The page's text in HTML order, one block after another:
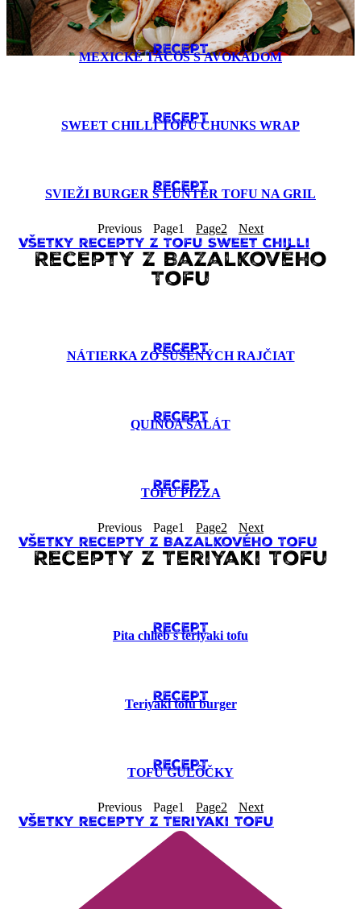
RECEPT
MEXICKÉ TACOS S AVOKÁDOM
RECEPT
SWEET CHILLI TOFU CHUNKS WRAP
RECEPT
SVIEŽI BURGER S LUNTER TOFU NA GRIL
Previous Page1 Page2 Next
Všetky recepty z Tofu Sweet Chilli
Recepty z Bazalkového
Tofu
RECEPT
NÁTIERKA ZO SUŠENÝCH RAJČIAT
RECEPT
QUINOA ŠALÁT
RECEPT
TOFU PIZZA
Previous Page1 Page2 Next
Všetky recepty z Bazalkového Tofu
Recepty z Teriyaki Tofu
RECEPT
Pita chlieb s teriyaki tofu
RECEPT
Teriyaki tofu burger
RECEPT
TOFU GUĽÔČKY
Previous Page1 Page2 Next
Všetky recepty z Teriyaki Tofu